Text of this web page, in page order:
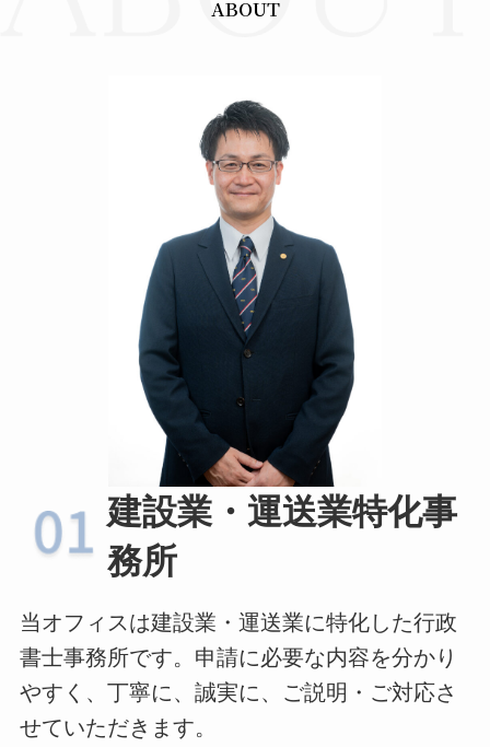
ABOUT
建設業・運送業特化事
務所
当オフィスは建設業・運送業に特化した行政
書士事務所です。申請に必要な内容を分かり
やすく、丁寧に、誠実に、ご説明・ご対応さ
せていただきます。